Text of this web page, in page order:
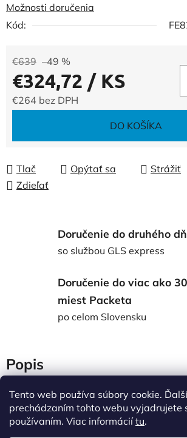
Tento web používa súbory cookie.
prechádzaním tohto webu vyjadrujete
používaním. Viac informáciítu.
Možnosti doručenia
Kód:
€639 –49 %
€324,72 / KS
€264 bez DPH
DO KOŠÍKA
Tlač Opýtať sa
Strážiť
Zdieľať
Doručenie do druhého
so službou GLS express
Doručenie do viac ako
miest Packeta
po celom Slovensku
Popis
Diskusia